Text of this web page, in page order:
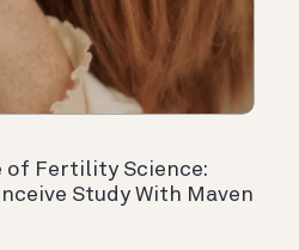
of Fertility Science:
Study With Maven